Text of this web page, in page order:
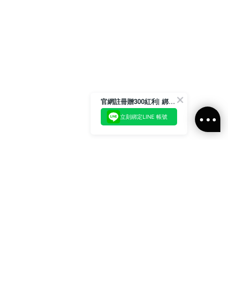
官網註冊贈300紅利| 綁定LINE再領取專屬優惠
立刻綁定LINE 帳號